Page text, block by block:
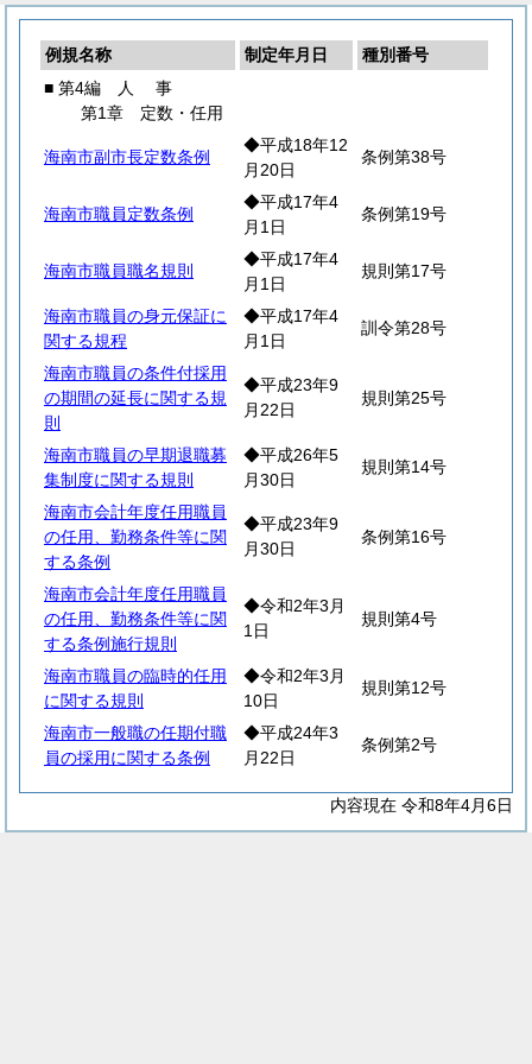
例規名称 制定年月日
種別番号
■ 第4編
人 事
第1章 定数・任用
海南市副市長定数条例
◆平成18年12
月20日
条例第38号
海南市職員定数条例
◆平成17年4
月1日
条例第19号
海南市職員職名規則
◆平成17年4
月1日
規則第17号
海南市職員の身元保証に
関する規程
◆平成17年4
月1日
訓令第28号
海南市職員の条件付採用
の期間の延長に関する規
則
◆平成23年9
月22日
規則第25号
海南市職員の早期退職募
集制度に関する規則
◆平成26年5
月30日
規則第14号
海南市会計年度任用職員
の任用、勤務条件等に関
する条例
◆平成23年9
月30日
条例第16号
海南市会計年度任用職員
の任用、勤務条件等に関
する条例施行規則
◆令和2年3月
1日
規則第4号
海南市職員の臨時的任用
に関する規則
◆令和2年3月
10日
規則第12号
海南市一般職の任期付職
員の採用に関する条例
◆平成24年3
月22日
条例第2号
内容現在 令和8年4月6日